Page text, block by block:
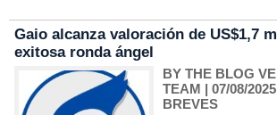
Gaio alcanza valoración de US$1,7
exitosa ronda ángel
BY THE BLOG
TEAM | 07/08/2025
BREVES